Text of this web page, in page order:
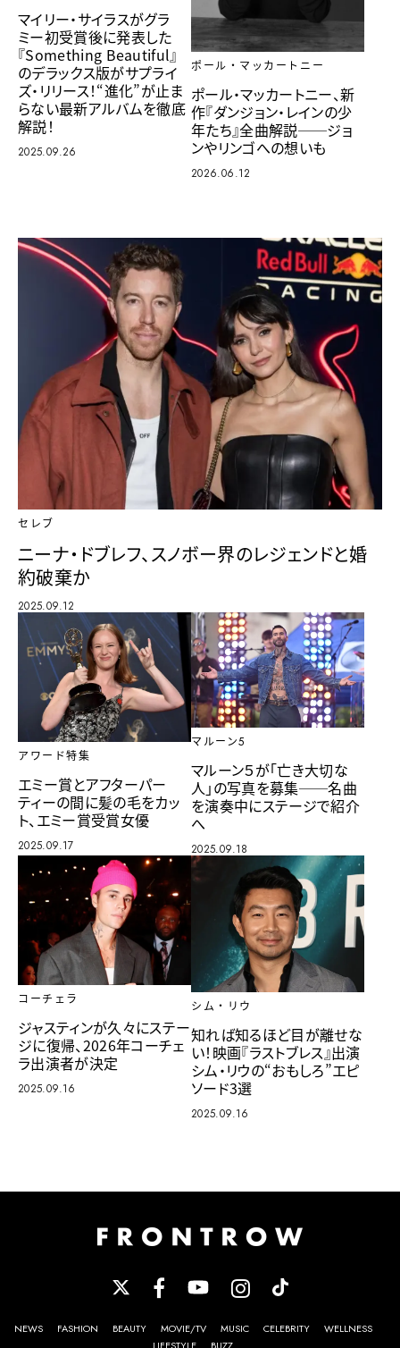
マイリー・サイラスがグラ
ミー初受賞後に発表した
『Something Beautiful』
のデラックス版がサプライ
ズ・リリース！“進化”が止ま
らない最新アルバムを徹底
解説！
2025.09.26
ポール・マッカートニー
ポール・マッカートニー、新
作『ダンジョン・レインの少
年たち』全曲解説──ジョ
ンやリンゴへの想いも
2026.06.12
セレブ
ニーナ・ドブレフ、スノボー界のレジェンドと婚
約破棄か
2025.09.12
アワード特集
エミー賞とアフターパー
ティーの間に髪の毛をカッ
ト、エミー賞受賞女優
2025.09.17
マルーン5
マルーン５が「亡き大切な
人」の写真を募集──名曲
を演奏中にステージで紹介
へ
2025.09.18
コーチェラ
ジャスティンが久々にステー
ジに復帰、2026年コーチェ
ラ出演者が決定
2025.09.16
シム・リウ
知れば知るほど目が離せな
い！映画『ラストブレス』出演
シム・リウの“おもしろ”エピ
ソード3選
2025.09.16
NEWS FASHION BEAUTY MOVIE/TV MUSIC CELEBRITY
WELLNESS